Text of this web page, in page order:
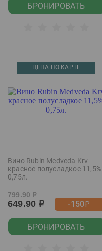
БРОНИРОВАТЬ
ЦЕНА ПО КАРТЕ
Вино Rubin Medveda Krv
красное полусладкое 11,5%
0,75л.
799.90 р
649.90 р -150р
БРОНИРОВАТЬ